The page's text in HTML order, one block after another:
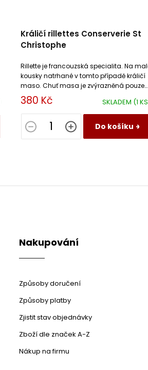
Králičí rillettes Conserverie St
Christophe
SKLADEM (1
380 Kč
Do košíku
Rillette je francouzská specialita. Na
kousky natrhané v tomto případě králičí
maso. Chuť masa je zvýrazněná pouze
výpekem z vepřového masa, solí a
pepřem.
Nakupování
Způsoby doručení
Způsoby platby
Zjistit stav objednávky
Zboží dle značek A-Z
Nákup na firmu